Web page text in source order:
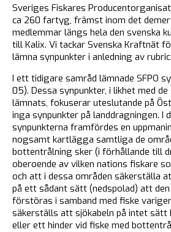
Sveriges Fiskares
ca 260 fartyg, främst inom det
medlemmar längs hela den svenska
till Kalix. Vi tackar Svenska Kraftnät
lämna synpunkter i anledning av
I ett tidigare samråd lämnade SFPO
05). Dessa synpunkter, i likhet med
lämnats, fokuserar uteslutande på
inga synpunkter på landdragningen. I
synpunkterna framfördes en
nogsamt kartlägga samtliga de
bottentrålning sker (i förhållande till
oberoende av vilken nations fiskare
och att i dessa områden säkerställa
på ett sådant sätt (nedspolad) att
förstöras i samband med fiske
säkerställs att sjökabeln på intet sätt
eller ett hinder vid fiske med